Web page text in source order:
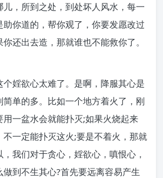
，所到之处，到处坏人风水，每一
你道的，帮你观了，你要发愿改过
还出去造，那就谁也不能救你了。
婬欲心太难了。是啊，降服其心是
单的多。比如一个地方着火了，刚
一盆水会就能扑灭;如果火烧起来
一定能扑灭这火;要是不着火，那就
我们对于贪心，婬欲心，嗔恨心，
到不生其心?首先要远离容易产生